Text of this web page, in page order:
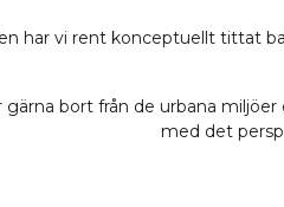
har vi rent konceptuellt tittat
gärna bort från de urbana
med det